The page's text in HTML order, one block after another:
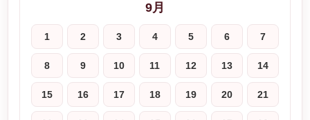
9月
1 2 3 4 5 6 7
8 9 10 11 12 13 14
15 16 17 18 19 20 21